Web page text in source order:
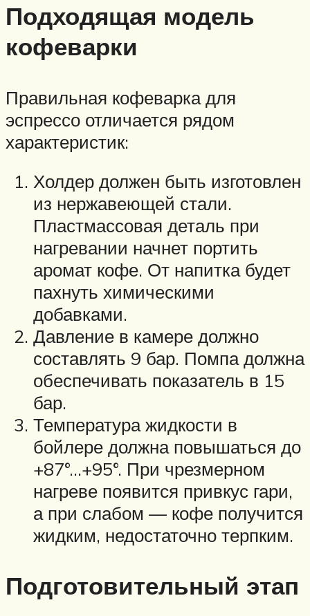
Подходящая модель
кофеварки
Правильная кофеварка для
эспрессо отличается рядом
характеристик:
Холдер должен быть изготовлен
из нержавеющей стали.
Пластмассовая деталь при
нагревании начнет портить
аромат кофе. От напитка будет
пахнуть химическими
добавками.
Давление в камере должно
составлять 9 бар. Помпа должна
обеспечивать показатель в 15
бар.
Температура жидкости в
бойлере должна повышаться до
+87°…+95°. При чрезмерном
нагреве появится привкус гари,
а при слабом — кофе получится
жидким, недостаточно терпким.
Подготовительный этап